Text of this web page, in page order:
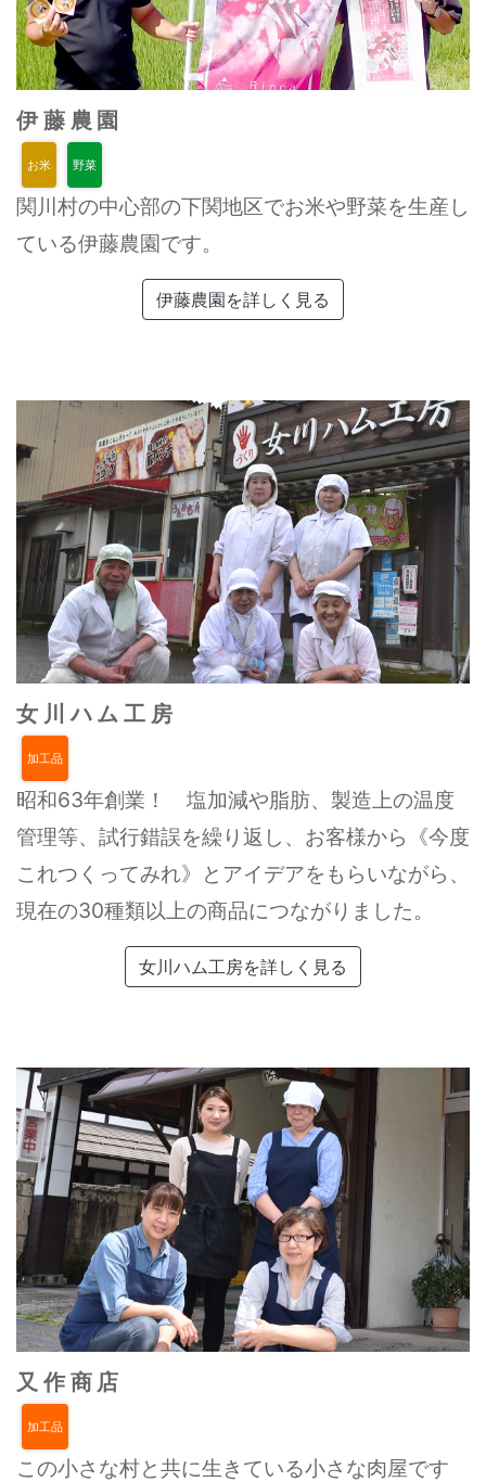
伊藤農園
お米 野菜
関川村の中心部の下関地区でお米や野菜を生産し
ている伊藤農園です。
伊藤農園を詳しく見る
女川ハム工房
加工品
昭和63年創業！ 塩加減や脂肪、製造上の温度
管理等、試行錯誤を繰り返し、お客様から《今度
これつくってみれ》とアイデアをもらいながら、
現在の30種類以上の商品につながりました。
女川ハム工房を詳しく見る
又作商店
加工品
この小さな村と共に生きている小さな肉屋です